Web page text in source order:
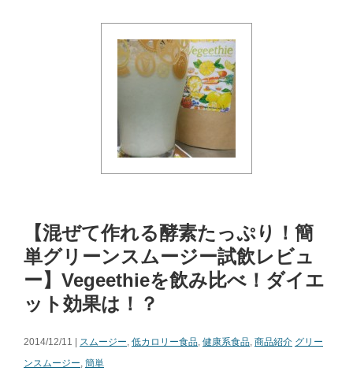
【混ぜて作れる酵素たっぷり！簡
単グリーンスムージー試飲レビュ
ー】Vegeethieを飲み比べ！ダイエ
ット効果は！？
2014/12/11 | スムージー, 低カロリー食品, 健康系食品, 商品紹介 グリー
ンスムージー, 簡単